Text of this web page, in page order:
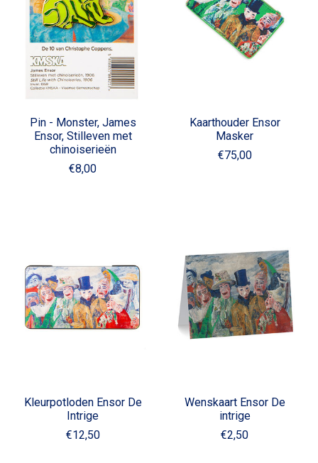
Pin - Monster, James
Ensor, Stilleven met
chinoiserieën
€8,00
Kaarthouder Ensor
Masker
€75,00
Kleurpotloden Ensor De
Intrige
€12,50
Wenskaart Ensor De
intrige
€2,50